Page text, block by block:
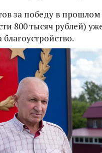
за победу в
800 тысяч рублей)